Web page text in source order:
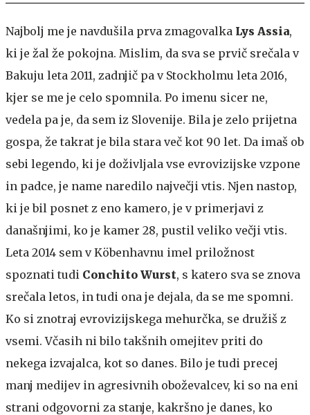
Najbolj me je navdušila prva zmagovalka Lys Assia,
ki je žal že pokojna. Mislim, da sva se prvič srečala v
Bakuju leta 2011, zadnjič pa v Stockholmu leta 2016,
kjer se me je celo spomnila. Po imenu sicer ne,
vedela pa je, da sem iz Slovenije. Bila je zelo prijetna
gospa, že takrat je bila stara več kot 90 let. Da imaš ob
sebi legendo, ki je doživljala vse evrovizijske vzpone
in padce, je name naredilo največji vtis. Njen nastop,
ki je bil posnet z eno kamero, je v primerjavi z
današnjimi, ko je kamer 28, pustil veliko večji vtis.
Leta 2014 sem v Köbenhavnu imel priložnost
spoznati tudi Conchito Wurst, s katero sva se znova
srečala letos, in tudi ona je dejala, da se me spomni.
Ko si znotraj evrovizijskega mehurčka, se družiš z
vsemi. Včasih ni bilo takšnih omejitev priti do
nekega izvajalca, kot so danes. Bilo je tudi precej
manj medijev in agresivnih oboževalcev, ki so na eni
strani odgovorni za stanje, kakršno je danes, ko